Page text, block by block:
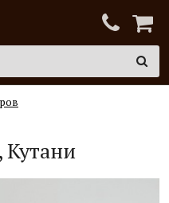
Кутани